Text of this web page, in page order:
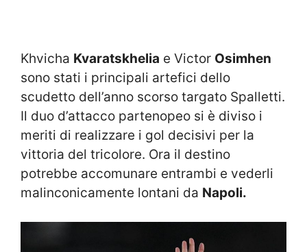
Khvicha Kvaratskhelia e Victor Osimhen
sono stati i principali artefici dello
scudetto dell’anno scorso targato Spalletti.
Il duo d’attacco partenopeo si è diviso i
meriti di realizzare i gol decisivi per la
vittoria del tricolore. Ora il destino
potrebbe accomunare entrambi e vederli
malinconicamente lontani da Napoli.